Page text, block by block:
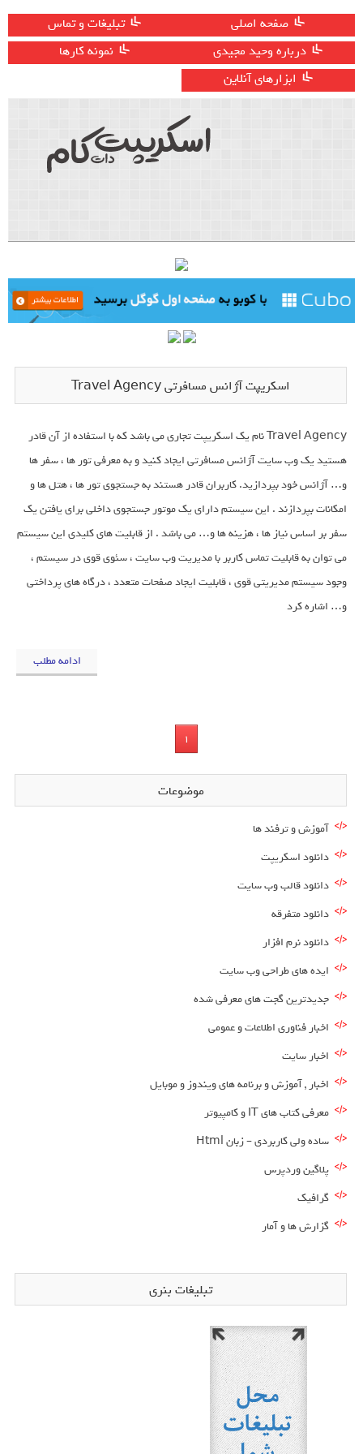
صفحه اصلی
تبلیغات و تماس
درباره وحید مجیدی
نمونه کارها
ابزارهای آنلاین
اسکریپت آژانس مسافرتی Travel Agency
Travel Agency نام یک اسکریپت تجاری می باشد که با استفاده از آن قادر
هستید یک وب سایت آژانس مسافرتی ایجاد کنید و به معرفی تور ها ، سفر ها
و… آژانس خود بپردازید. کاربران قادر هستند به جستجوی تور ها ، هتل ها و
امکانات بپردازند . این سیستم دارای یک موتور جستجوی داخلی برای یافتن یک
سفر بر اساس نیاز ها ، هزینه ها و… می باشد . از قابلیت های کلیدی این سیستم
می توان به قابلیت تماس کاربر با مدیریت وب سایت ، سئوی قوی در سیستم ،
وجود سیستم مدیریتی قوی ، قابلیت ایجاد صفحات متعدد ، درگاه های پرداختی
و… اشاره کرد
ادامه مطلب
1
موضوعات
آموزش و ترفند ها
دانلود اسکریپت
دانلود قالب وب سایت
دانلود متفرقه
دانلود نرم افزار
ایده های طراحی وب سایت
جدیدترین گجت های معرفی شده
اخبار فناوری اطلاعات و عمومی
اخبار سایت
اخبار , آموزش و برنامه های ویندوز و موبایل
معرفی کتاب های IT و کامپیوتر
ساده ولی کاربردی – زبان Html
پلاگین وردپرس
گرافیک
گزارش ها و آمار
تبلیغات بنری